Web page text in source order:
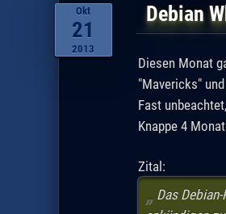
Okt
21
2013
Debian
Diesen Monat
"Mavericks"
Fast
Knappe 4
Zital:
Das